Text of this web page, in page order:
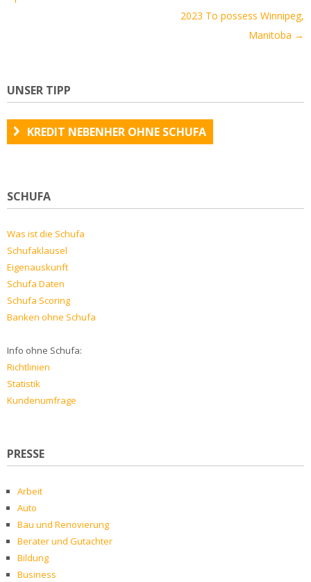
2023 To possess Winnipeg,
Manitoba →
UNSER TIPP
KREDIT NEBENHER OHNE SCHUFA
SCHUFA
Was ist die Schufa
Schufaklausel
Eigenauskunft
Schufa Daten
Schufa Scoring
Banken ohne Schufa
Info ohne Schufa:
Richtlinien
Statistik
Kundenumfrage
PRESSE
Arbeit
Auto
Bau und Renovierung
Berater und Gutachter
Bildung
Business